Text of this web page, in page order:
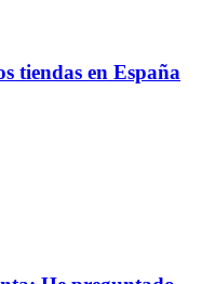
tiendas en España